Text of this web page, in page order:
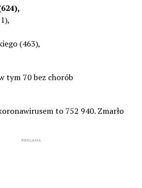
(463),
tym 70 bez chorób
to 752 940. Zmarło